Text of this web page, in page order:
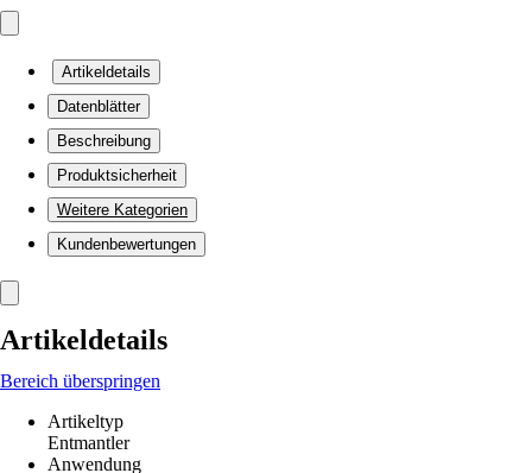
Artikeldetails
Datenblätter
Beschreibung
Produktsicherheit
Weitere Kategorien
Kundenbewertungen
Artikeldetails
Bereich überspringen
Artikeltyp
Entmantler
Anwendung